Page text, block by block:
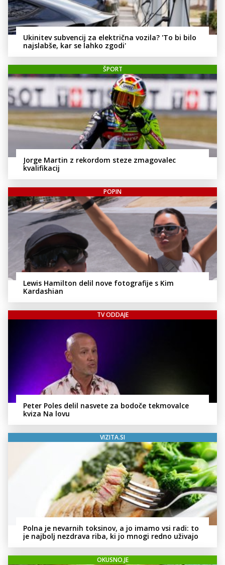
Ukinitev subvencij za električna vozila? 'To bi bilo
najslabše, kar se lahko zgodi'
ŠPORT
Jorge Martin z rekordom steze zmagovalec
kvalifikacij
POPIN
Lewis Hamilton delil nove fotografije s Kim
Kardashian
TV ODDAJE
Peter Poles delil nasvete za bodoče tekmovalce
kviza Na lovu
VIZITA.SI
Polna je nevarnih toksinov, a jo imamo vsi radi: to
je najbolj nezdrava riba, ki jo mnogi redno uživajo
OKUSNO.JE